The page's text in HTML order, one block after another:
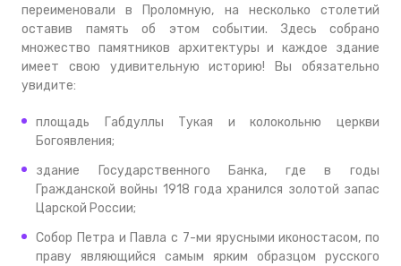
переименовали в Проломную, на несколько столетий
оставив память об этом событии. Здесь собрано
множество памятников архитектуры и каждое здание
имеет свою удивительную историю! Вы обязательно
увидите:
площадь Габдуллы Тукая и колокольню церкви
Богоявления;
здание Государственного Банка, где в годы
Гражданской войны 1918 года хранился золотой запас
Царской России;
Собор Петра и Павла с 7-ми ярусными иконостасом, по
праву являющийся самым ярким образцом русского